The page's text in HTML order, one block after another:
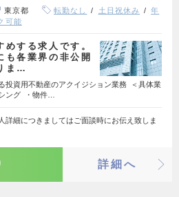
東京都 転勤なし 土日祝休み
年
可能
する求人です。
も各業界の非公開
ま…
投資用不動産のアクイジション業務 ＜具体業
ング ・物件…
詳細につきましてはご面談時にお伝え致しま
詳細へ